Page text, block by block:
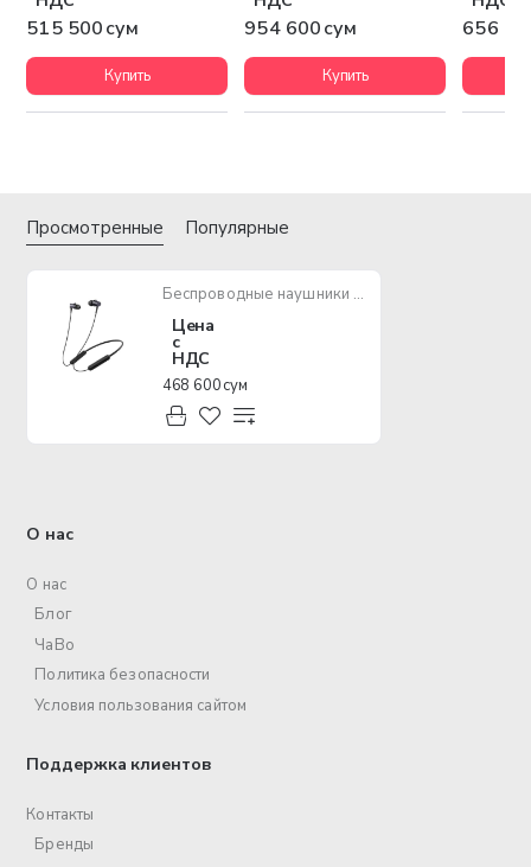
515 500 сум
Купить
954 600 сум
Купить
656
Просмотренные Популярные
Беспроводные наушники 1MORE Piston Fit Bluetooth E1028BT
Цена
с
НДС
468 600 сум
О нас
О нас
Блог
ЧаВо
Политика безопасности
Условия пользования сайтом
Поддержка клиентов
Контакты
Бренды